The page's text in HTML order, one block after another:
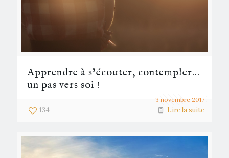
3 novembre 2017
Apprendre à s’écouter, contempler…
un pas vers soi !
134 Lire la suite